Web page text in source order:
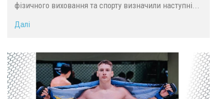
фізичного виховання та спорту визначили наступні...
Далі